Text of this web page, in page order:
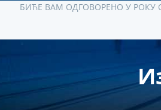
БИЋЕ ВАМ ОДГОВОРЕНО У РОКУ